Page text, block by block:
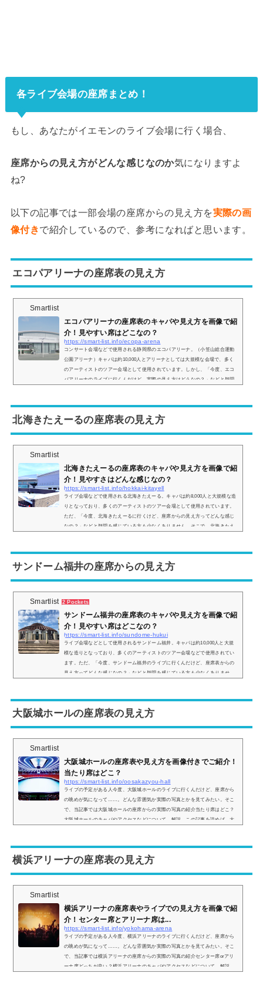
各ライブ会場の座席まとめ！
もし、あなたがイエモンのライブ会場に行く場合、
座席からの見え方がどんな感じなのか気になりますよ
ね?
以下の記事では一部会場の座席からの見え方を実際の画
像付きで紹介しているので、参考になればと思います。
エコパアリーナの座席表の見え方
Smartlist
エコパアリーナの座席表のキャパや見え方を画像で紹
介！見やすい席はどこなの？
https://smart-list.info/ecopa-arena
コンサート会場などで使用される静岡県のエコパアリーナ。（小笠山総合運動
公園アリーナ）キャパは約10,000人とアリーナとしては大規模な会場で、多く
のアーティストのツアー会場として使用されています。しかし、「今度、エコ
パアリーナのライブに行くんだけど、実際の見え方はどうなの？」などと疑問
パアリ...
北海きたえーるの座席表の見え方
Smartlist
北海きたえーるの座席表のキャパや見え方を画像で紹
介！見やすさはどんな感じなの？
https://smart-list.info/hokkai-kitayell
ライブ会場などで使用される北海きたえーる。キャパは約8,000人と大規模な造
りとなっており、多くのアーティストのツアー会場として使用されています。
ただ、「今度、北海きたえーるに行くけど、座席からの見え方ってどんな感じ
なの？」などと疑問を感じている方も少なくありません。そこで、北海きたえ
た、北...
サンドーム福井の座席からの見え方
Smartlist 2 Pockets
サンドーム福井の座席表のキャパや見え方を画像で紹
介！見やすい席はどこなの？
https://smart-list.info/sundome-hukui
ライブ会場などとして使用されるサンドーム福井。キャパは約10,000人と大規
模な造りとなっており、多くのアーティストのツアー会場などで使用されてい
ます。ただ、「今度、サンドーム福井のライブに行くんだけど、座席表からの
見え方ってどんな感じなの？」などと疑問を感じている方も少なくありませ
キャパは？サンドーム福井の座席表の画像は以下の通りです。【スタンド席の
座席表】...
大阪城ホールの座席表の見え方
Smartlist
大阪城ホールの座席表や見え方を画像付きでご紹介！
当たり席はどこ？
https://smart-list.info/oosakazyou-hall
ライブの予定がある人今度、大阪城ホールのライブに行くんだけど、座席から
の眺めが気になって……。どんな雰囲気か実際の写真とかを見てみたい。そこ
で、当記事では大阪城ホールの座席からの実際の写真の紹介当たり席はどこ？
大阪城ホールのキャパやアクセスなどについて、解説。この記事を読めば、大
パは？まず、大阪城ホールはステージパターンAステージパターンBステージ
パ...
横浜アリーナの座席表の見え方
Smartlist
横浜アリーナの座席表やライブでの見え方を画像で紹
介！センター席とアリーナ席は...
https://smart-list.info/yokohama-arena
ライブの予定がある人今度、横浜アリーナのライブに行くんだけど、座席から
の眺めが気になって……。どんな雰囲気か実際の写真とかを見てみたい。そこ
で、当記事では横浜アリーナの座席からの実際の写真の紹介センター席orアリ
ーナ席どっちが良い？横浜アリーナのキャパやアクセスなどについて、解説。